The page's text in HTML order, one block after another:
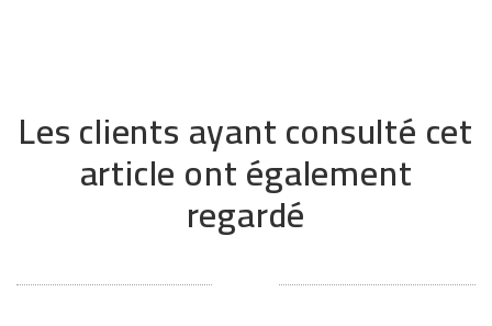
Les clients ayant consulté cet
article ont également
regardé